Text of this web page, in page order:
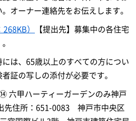
オーナー連絡先をお伝えします。
）
【提出先】募集中の各住宅
は、65歳以上のすべての方につい
証の写しの添付が必要です。
六甲ハーティーガーデンのみ神戸
先住所：651-0083 神戸市中央区